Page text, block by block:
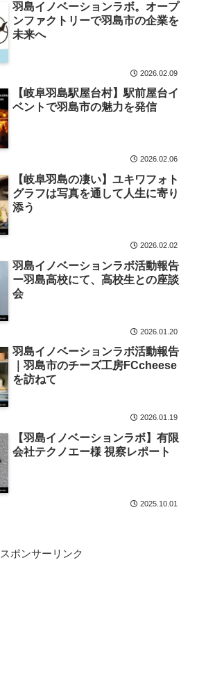
羽島イノベーションラボ。オープ
ンファクトリーで羽島市の企業を
未来へ
2026.02.09
【岐阜羽島駅屋台村】駅前屋台イ
ベントで羽島市の魅力を発信
2026.02.06
【岐阜羽島の凄い】ユキワフォト
グラフは写真を通して人生に寄り
添う
2026.02.02
羽島イノベーションラボ活動報告
ー羽島高校にて、高校生との座談
会
2026.01.20
羽島イノベーションラボ活動報告
｜羽島市のチーズ工房FCcheese
を訪ねて
2026.01.19
【羽島イノベーションラボ】有限
会社テクノエー様 視察レポート
2025.10.01
スポンサーリンク